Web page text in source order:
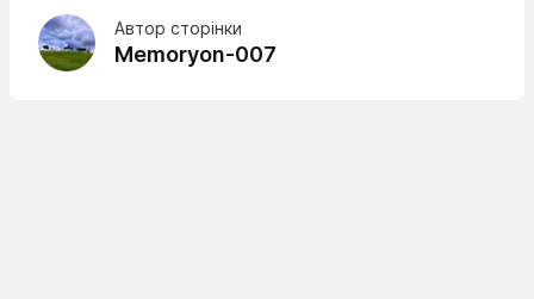
Автор сторінки
Memoryon-007